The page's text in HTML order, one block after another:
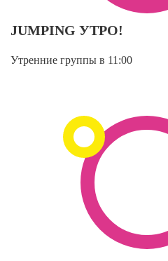
JUMPING УТРО!
Утренние группы в 11:00